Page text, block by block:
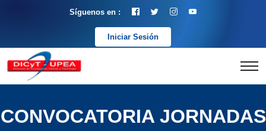
Síguenos en :
Iniciar Sesión
CONVOCATORIA JORNADAS